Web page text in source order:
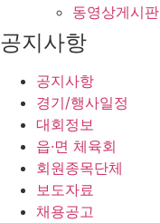
동영상게시판
공지사항
공지사항
경기/행사일정
대회정보
읍·면 체육회
회원종목단체
보도자료
채용공고